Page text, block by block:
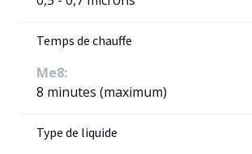
Temps de chauffe
Me8:
8 minutes (maximum)
Type de liquide